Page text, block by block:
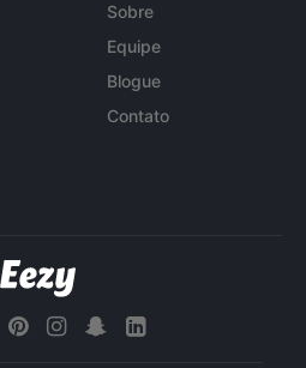
Sobre
Equipe
Blogue
Contato